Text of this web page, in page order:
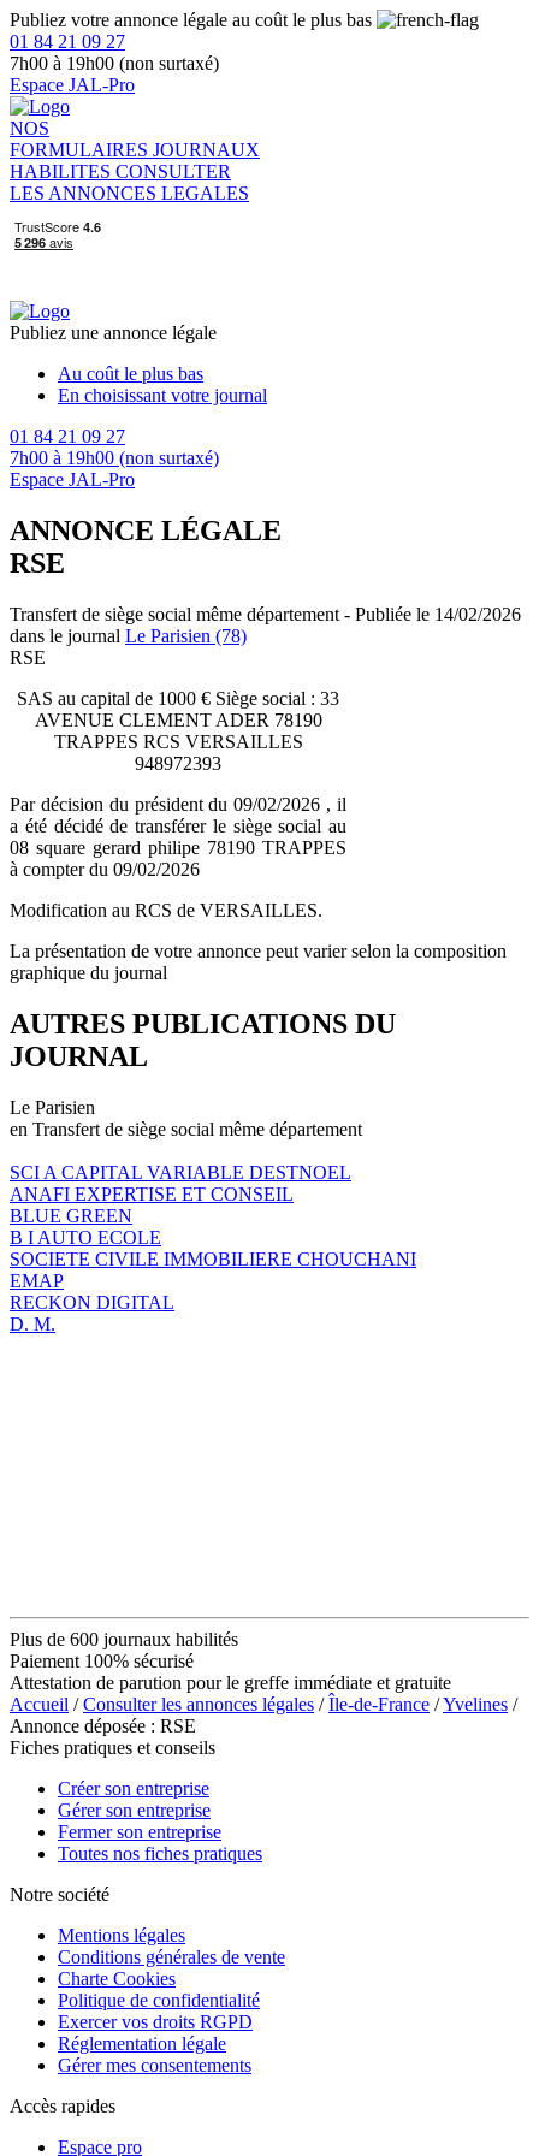
Publiez votre annonce légale au coût le plus bas
01 84 21 09 27
7h00 à 19h00 (non surtaxé)
Espace JAL-Pro
NOS
FORMULAIRES JOURNAUX
HABILITES CONSULTER
LES ANNONCES LEGALES
Publiez une annonce légale
Au coût le plus bas
En choisissant votre journal
01 84 21 09 27
7h00 à 19h00 (non surtaxé)
Espace JAL-Pro
ANNONCE LÉGALE
RSE
Transfert de siège social même département - Publiée le 14/02/2026
dans le journal Le Parisien (78)
RSE
SAS au capital de 1000 € Siège social : 33
AVENUE CLEMENT ADER 78190
TRAPPES RCS VERSAILLES
948972393
Par décision du président du 09/02/2026 , il
a été décidé de transférer le siège social au
08 square gerard philipe 78190 TRAPPES
à compter du 09/02/2026
Modification au RCS de VERSAILLES.
La présentation de votre annonce peut varier selon la composition
graphique du journal
AUTRES PUBLICATIONS DU
JOURNAL
Le Parisien
en Transfert de siège social même département
SCI A CAPITAL VARIABLE DESTNOEL
ANAFI EXPERTISE ET CONSEIL
BLUE GREEN
B I AUTO ECOLE
SOCIETE CIVILE IMMOBILIERE CHOUCHANI
EMAP
RECKON DIGITAL
D. M.
Plus de 600 journaux habilités
Paiement 100% sécurisé
Attestation de parution pour le greffe immédiate et gratuite
Accueil /Consulter les annonces légales /Île-de-France /Yvelines /
Annonce déposée : RSE
Fiches pratiques et conseils
Créer son entreprise
Gérer son entreprise
Fermer son entreprise
Toutes nos fiches pratiques
Notre société
Mentions légales
Conditions générales de vente
Charte Cookies
Politique de confidentialité
Exercer vos droits RGPD
Réglementation légale
Gérer mes consentements
Accès rapides
Espace pro